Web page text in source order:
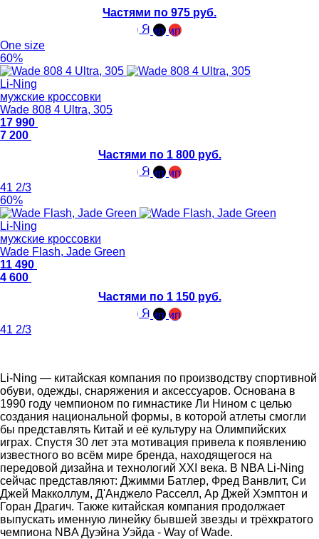
Частями по 975 руб.
One size
60%
Li-Ning
мужские кроссовки
Wade 808 4 Ultra, 305
17 990
7 200
Частями по 1 800 руб.
41 2/3
60%
Li-Ning
мужские кроссовки
Wade Flash, Jade Green
11 490
4 600
Частями по 1 150 руб.
41 2/3
Li-Ning — китайская компания по производству спортивной
обуви, одежды, снаряжения и аксессуаров. Основана в
1990 году чемпионом по гимнастике Ли Нином с целью
создания национальной формы, в которой атлеты смогли
бы представлять Китай и её культуру на Олимпийских
играх. Спустя 30 лет эта мотивация привела к появлению
известного во всём мире бренда, находящегося на
передовой дизайна и технологий XXI века. В NBA Li-Ning
сейчас представляют: Джимми Батлер, Фред Ванвлит, Си
Джей Макколлум, Д'Анджело Расселл, Ар Джей Хэмптон и
Горан Драгич. Также китайская компания продолжает
выпускать именную линейку бывшей звезды и трёхкратого
чемпиона NBA Дуэйна Уэйда - Way of Wade.